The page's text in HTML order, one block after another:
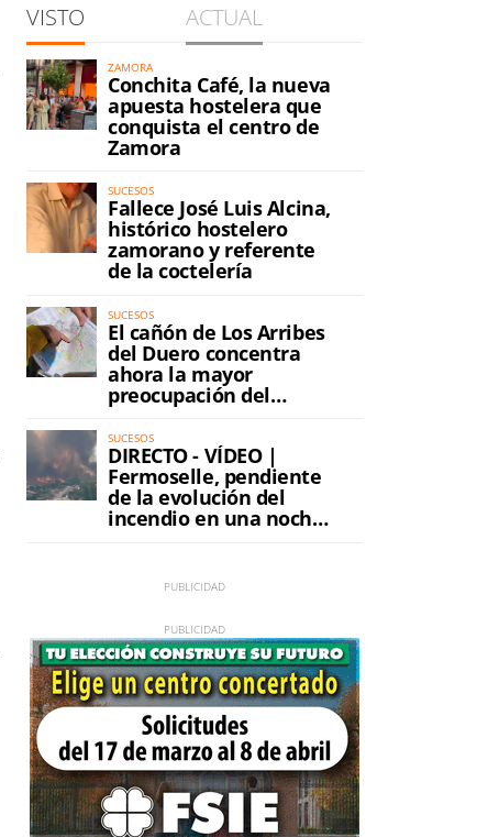
VISTO ACTUAL
ZAMORA
Conchita Café, la nueva
apuesta hostelera que
conquista el centro de
Zamora
SUCESOS
Fallece José Luis Alcina,
histórico hostelero
zamorano y referente
de la coctelería
SUCESOS
El cañón de Los Arribes
del Duero concentra
ahora la mayor
preocupación del
incendio
SUCESOS
DIRECTO - VÍDEO |
Fermoselle, pendiente
de la evolución del
incendio en una noche